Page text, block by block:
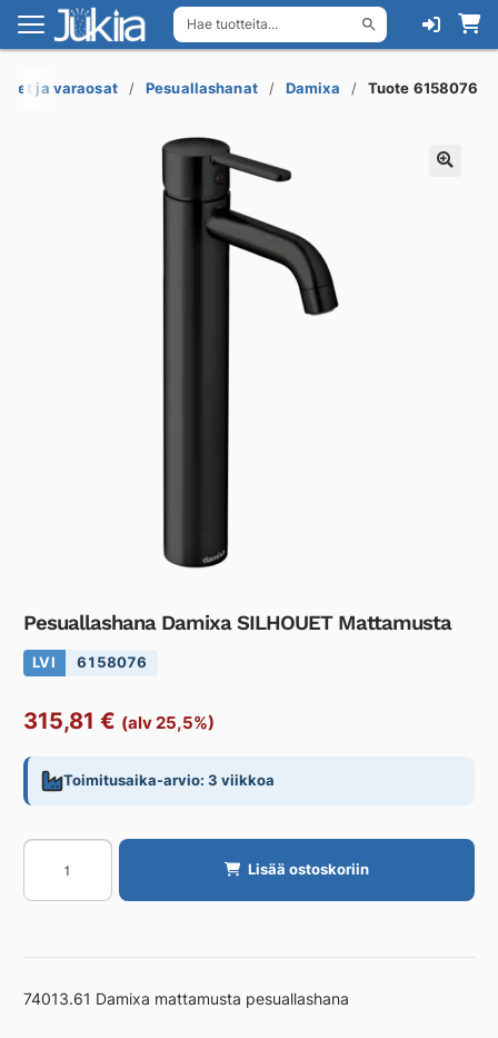
Hae tuotteita...
Siirry
navigointiin
Siirry
sisältöön
ja varaosat Pesuallashanat Damixa Tuote 6158076
Pesuallashana Damixa SILHOUET Mattamusta
LVI 6158076
315,81 € (alv 25,5%)
Toimitusaika-arvio: 3 viikkoa
Pesuallashana
Damixa
SILHOUET
määrä
Lisää ostoskoriin
74013.61 Damixa mattamusta pesuallashana